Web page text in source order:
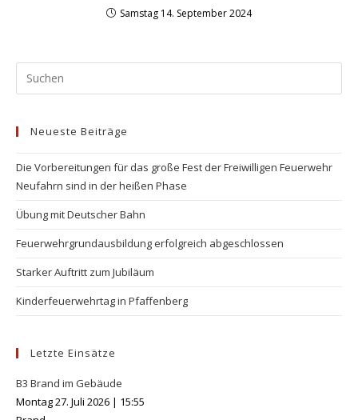
Samstag 14. September 2024
Neueste Beiträge
Die Vorbereitungen für das große Fest der Freiwilligen Feuerwehr
Neufahrn sind in der heißen Phase
Übung mit Deutscher Bahn
Feuerwehrgrundausbildung erfolgreich abgeschlossen
Starker Auftritt zum Jubiläum
Kinderfeuerwehrtag in Pfaffenberg
Letzte Einsätze
B3 Brand im Gebäude
Montag 27. Juli 2026 | 15:55